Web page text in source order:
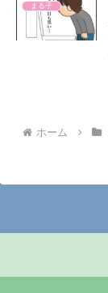
まる子
ホーム